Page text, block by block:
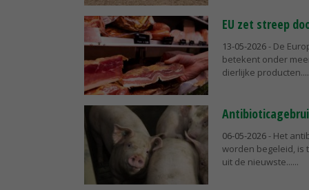
EU zet streep
13-05-2026- De
betekent onder
dierlijke producten...
06-05-2026- Het
worden begeleid, is
uit de nieuwste...